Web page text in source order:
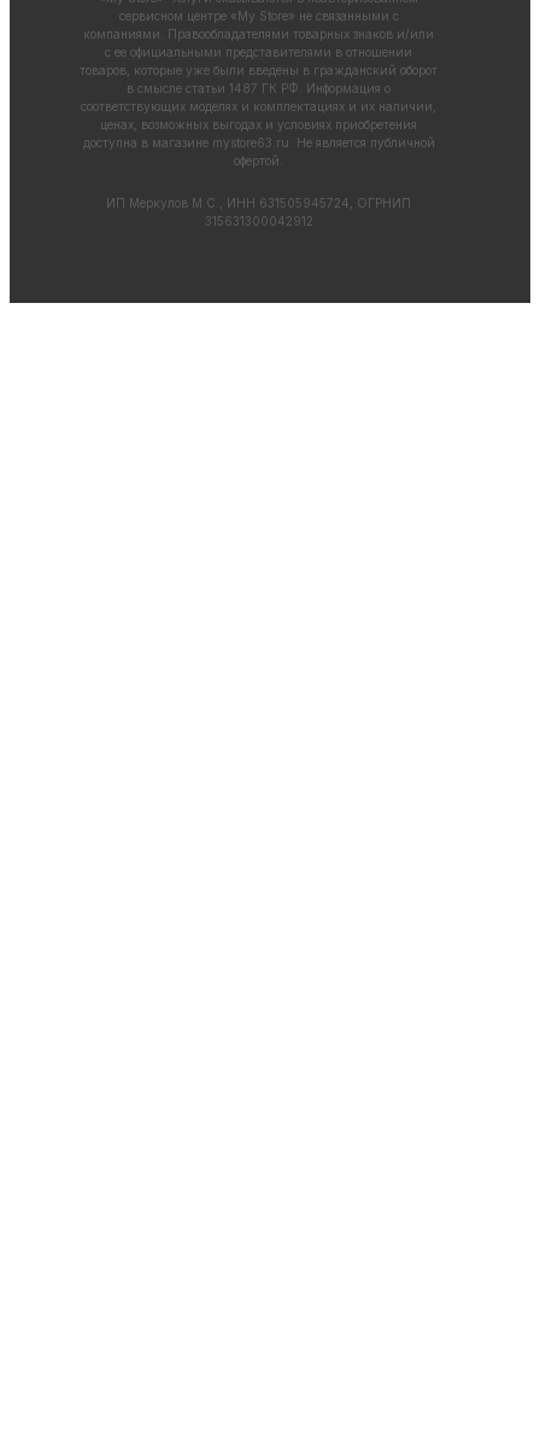
сервисном центре «My Store» не связанными с
компаниями. Правообладателями товарных знаков и/или
с ее официальными представителями в отношении
товаров, которые уже были введены в гражданский оборот
в смысле статьи 1487 ГК РФ. Информация о
соответствующих моделях и комплектациях и их наличии,
ценах, возможных выгодах и условиях приобретения
доступна в магазине mystore63.ru . Не является публичной
офертой.
ИП Меркулов М.С., ИНН 631505945724, ОГРНИП
315631300042912